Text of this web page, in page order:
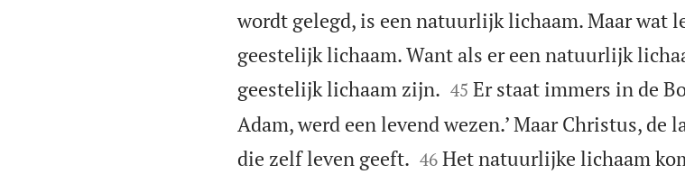
wordt gelegd, is een natuurlijk lichaam. Maar wat
geestelijk lichaam. Want als er een natuurlijk
geestelijk lichaam zijn.
45 Er staat immers in de
Adam, werd een levend wezen.’ Maar Christus, de
die zelf leven geeft.
46 Het natuurlijke lichaam